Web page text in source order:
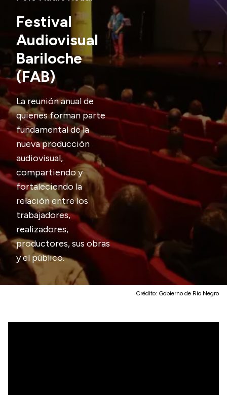
Transparencia
Presupuesto
Boletín Oficial
Compras y licitaciones
Consulta de expedientes
Consulta de pago a proveedores
Convocatorias
Intranet
Login
Festival
Audiovisual
Bariloche
(FAB)
La reunión anual de
quienes forman parte
fundamental de la
nueva producción
audiovisual,
compartiendo y
fortaleciendo la
relación entre los
trabajadores,
realizadores,
productores, sus obras
y el público.
Crédito: Gobierno de Río Negro